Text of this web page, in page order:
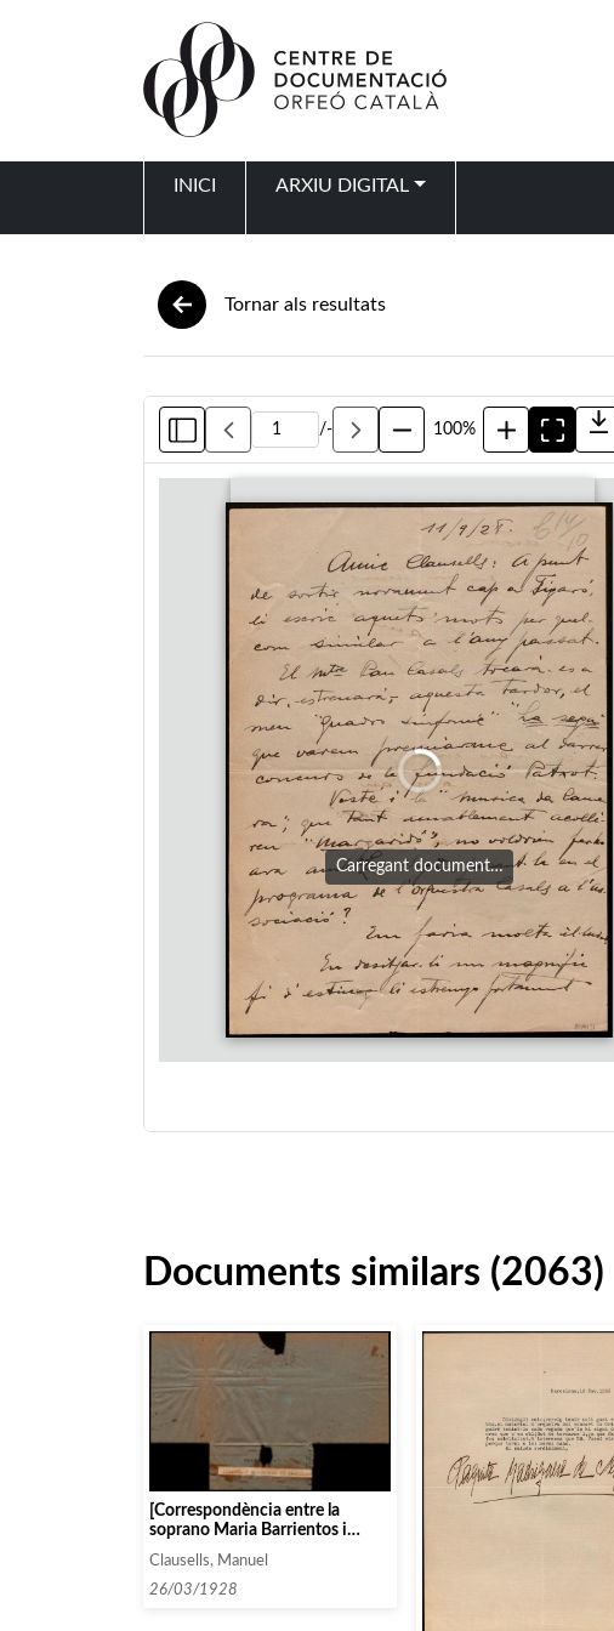
INICI ARXIU DIGITAL
Tornar als resultats
/- 100%
Carregant document…
Documents similars (2063)
[Correspondència entre la
soprano Maria Barrientos i
Manuel Clausells]
Clausells, Manuel
26/03/1928